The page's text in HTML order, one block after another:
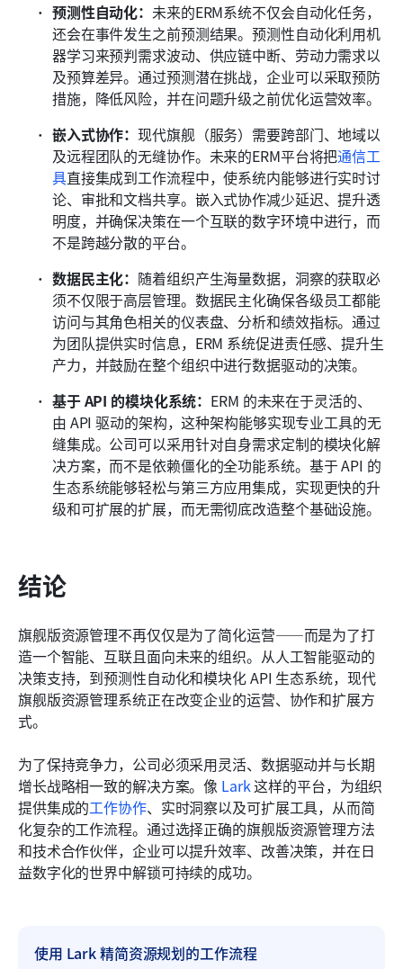
预测性自动化：未来的ERM系统不仅会自动化任务，
还会在事件发生之前预测结果。预测性自动化利用机
器学习来预判需求波动、供应链中断、劳动力需求以
及预算差异。通过预测潜在挑战，企业可以采取预防
措施，降低风险，并在问题升级之前优化运营效率。
嵌入式协作： 现代旗舰（服务）需要跨部门、地域以
及远程团队的无缝协作。未来的ERM平台将把通信工
具直接集成到工作流程中，使系统内能够进行实时讨
论、审批和文档共享。嵌入式协作减少延迟、提升透
明度，并确保决策在一个互联的数字环境中进行，而
不是跨越分散的平台。
数据民主化： 随着组织产生海量数据，洞察的获取必
须不仅限于高层管理。数据民主化确保各级员工都能
访问与其角色相关的仪表盘、分析和绩效指标。通过
为团队提供实时信息，ERM 系统促进责任感、提升生
产力，并鼓励在整个组织中进行数据驱动的决策。
基于 API 的模块化系统： ERM 的未来在于灵活的、
由 API 驱动的架构，这种架构能够实现专业工具的无
缝集成。公司可以采用针对自身需求定制的模块化解
决方案，而不是依赖僵化的全功能系统。基于 API 的
生态系统能够轻松与第三方应用集成，实现更快的升
级和可扩展的扩展，而无需彻底改造整个基础设施。
结论
旗舰版资源管理不再仅仅是为了简化运营——而是为了打
造一个智能、互联且面向未来的组织。从人工智能驱动的
决策支持，到预测性自动化和模块化 API 生态系统，现代
旗舰版资源管理系统正在改变企业的运营、协作和扩展方
式。
为了保持竞争力，公司必须采用灵活、数据驱动并与长期
增长战略相一致的解决方案。像 Lark 这样的平台，为组织
提供集成的工作协作、实时洞察以及可扩展工具，从而简
化复杂的工作流程。通过选择正确的旗舰版资源管理方法
和技术合作伙伴，企业可以提升效率、改善决策，并在日
益数字化的世界中解锁可持续的成功。
使用 Lark 精简资源规划的工作流程